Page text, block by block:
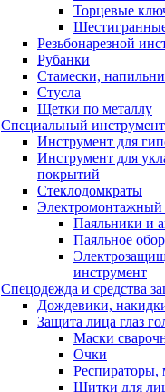
Торцевые
Резьбонарезной
Рубанки
Стамески,
Стусла
Щетки по металлу
Специальный инструмент
Инструмент для
Инструмент для
покрытий
Стеклодомкраты
Электромонтажный
Паяльники и
Паяльное
инструмент
Спецодежда и средства
Дождевики,
Защита лица глаз
Маски
Очки
Респираторы,
Щитки для